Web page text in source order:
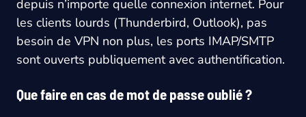
depuis n’importe quelle connexion internet. Pour
les clients lourds (Thunderbird, Outlook), pas
besoin de VPN non plus, les ports IMAP/SMTP
sont ouverts publiquement avec authentification.
Que faire en cas de mot de passe oublié ?